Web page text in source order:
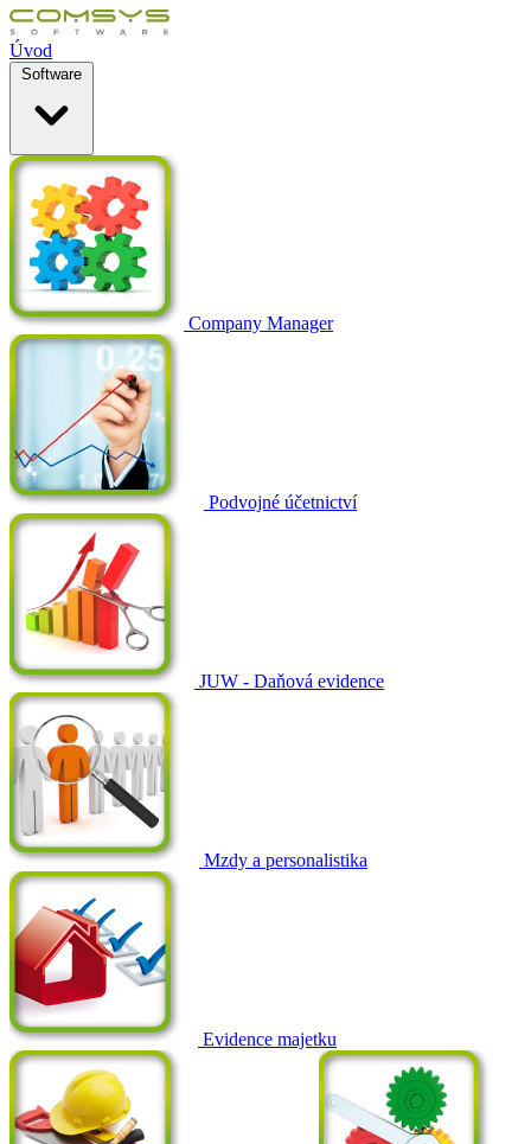
Úvod
Software
Company Manager
Podvojné účetnictví
JUW - Daňová evidence
Mzdy a personalistika
Evidence majetku